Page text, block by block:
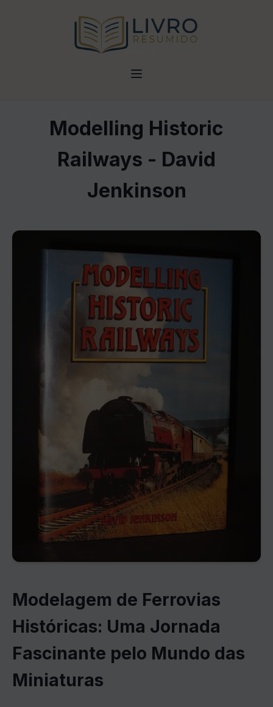
Modelling Historic
Railways - David
Jenkinson
Modelagem de Ferrovias
Históricas: Uma Jornada
Fascinante pelo Mundo das
Miniaturas